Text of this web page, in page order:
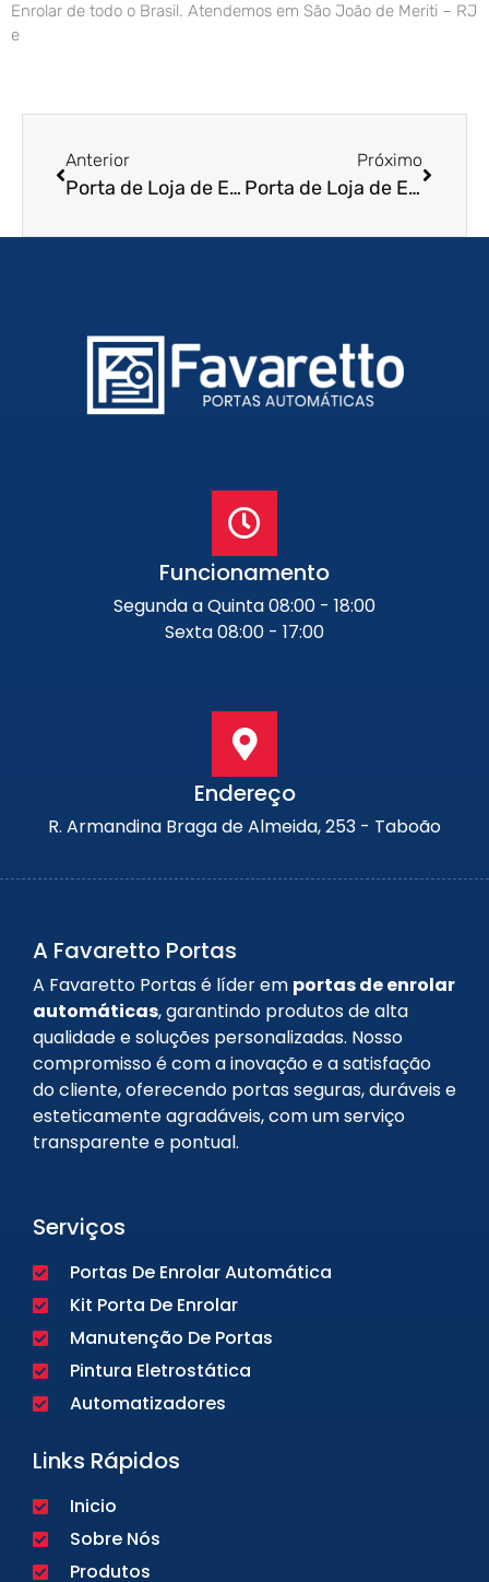
Enrolar de todo o Brasil. Atendemos em São João de Meriti – RJ
e
Anterior
Porta de Loja de Enrolar em Itapira – SP
Próximo
Porta de Loja de Enrolar em Salto de Pirapora – SP
Funcionamento
Segunda a Quinta 08:00 - 18:00
Sexta 08:00 - 17:00
Endereço
R. Armandina Braga de Almeida, 253 - Taboão
A Favaretto Portas
A Favaretto Portas é líder em portas de enrolar
automáticas, garantindo produtos de alta
qualidade e soluções personalizadas. Nosso
compromisso é com a inovação e a satisfação
do cliente, oferecendo portas seguras, duráveis e
esteticamente agradáveis, com um serviço
transparente e pontual.
Serviços
Portas De Enrolar Automática
Kit Porta De Enrolar
Manutenção De Portas
Pintura Eletrostática
Automatizadores
Links Rápidos
Inicio
Sobre Nós
Produtos